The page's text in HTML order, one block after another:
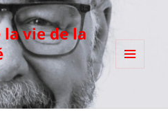
la vie de la